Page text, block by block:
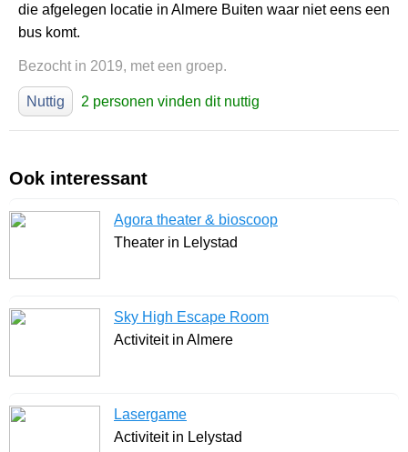
die afgelegen locatie in Almere Buiten waar niet eens een
bus komt.
Bezocht in 2019, met een groep.
Nuttig 2 personen vinden dit nuttig
Ook interessant
Agora theater & bioscoop
Theater in Lelystad
Sky High Escape Room
Activiteit in Almere
Lasergame
Activiteit in Lelystad